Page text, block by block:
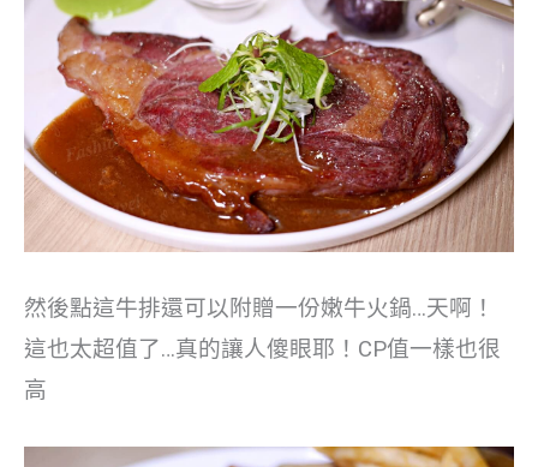
然後點這牛排還可以附贈一份嫩牛火鍋…天啊！
這也太超值了…真的讓人傻眼耶！CP值一樣也很
高